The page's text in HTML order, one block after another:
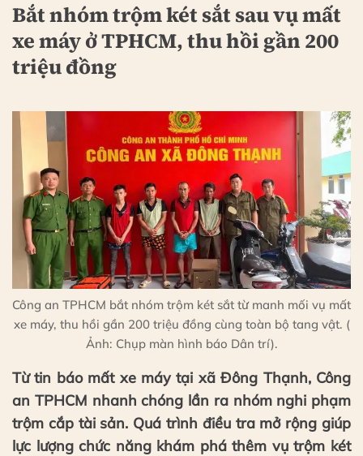
Bắt nhóm trộm két sắt sau vụ mất
xe máy ở TPHCM, thu hồi gần 200
triệu đồng
Công an TPHCM bắt nhóm trộm két sắt từ manh mối vụ mất
xe máy, thu hồi gần 200 triệu đồng cùng toàn bộ tang vật. (
Ảnh: Chụp màn hình báo Dân trí).
Từ tin báo mất xe máy tại xã Đông Thạnh, Công
an TPHCM nhanh chóng lần ra nhóm nghi phạm
trộm cắp tài sản. Quá trình điều tra mở rộng giúp
lực lượng chức năng khám phá thêm vụ trộm két